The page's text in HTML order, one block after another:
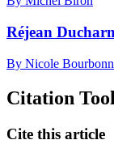
Réjean
By Nicole
Citation
Cite this article